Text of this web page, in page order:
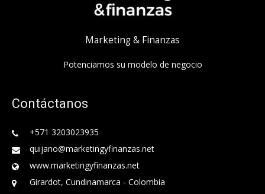
Marketing & Finanzas
Potenciamos su modelo de negocio
Contáctanos
+571 3203023935
quijano@marketingyfinanzas.net
www.marketingyfinanzas.net
Girardot, Cundinamarca - Colombia